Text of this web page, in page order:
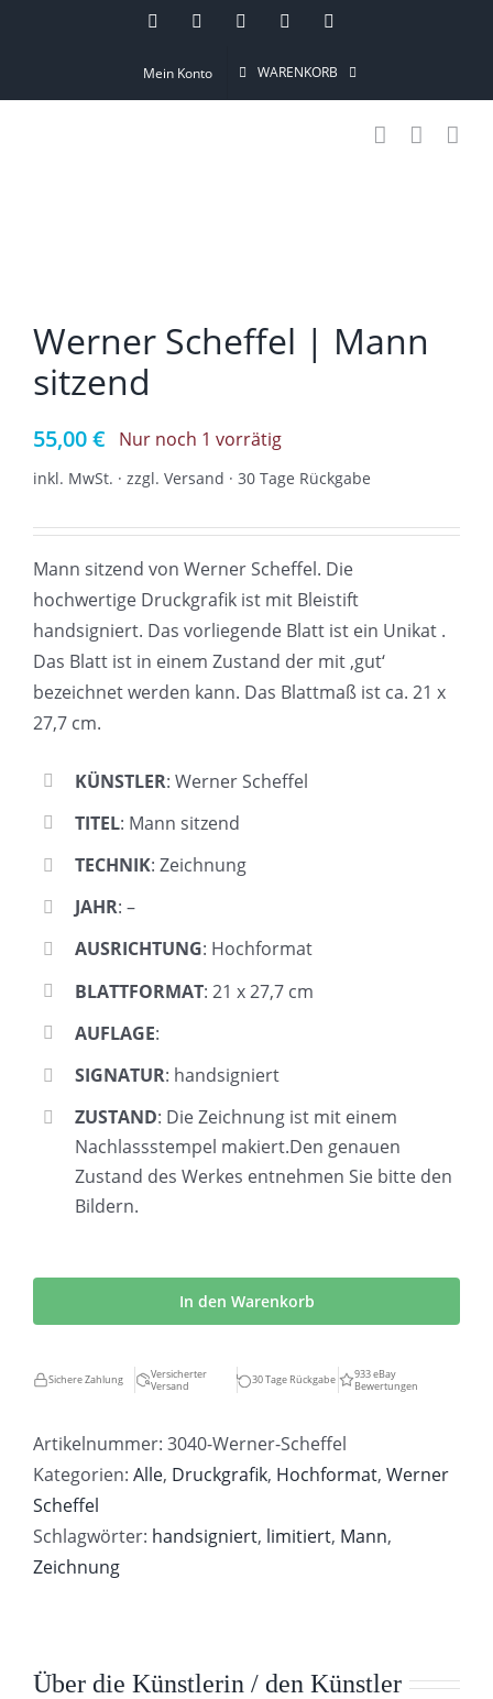
InstagramPinterestFacebookYouTube
Mein Konto WARENKORB
Werner Scheffel | Mann
sitzend
55,00€ Nur noch 1 vorrätig
inkl. MwSt. · zzgl. Versand · 30 Tage Rückgabe
Mann sitzend von Werner Scheffel. Die
hochwertige Druckgrafik ist mit Bleistift
handsigniert. Das vorliegende Blatt ist ein Unikat .
Das Blatt ist in einem Zustand der mit ‚gut‘
bezeichnet werden kann. Das Blattmaß ist ca. 21 x
27,7 cm.
KÜNSTLER: Werner Scheffel
TITEL: Mann sitzend
TECHNIK: Zeichnung
JAHR: –
AUSRICHTUNG: Hochformat
BLATTFORMAT: 21 x 27,7 cm
AUFLAGE:
SIGNATUR: handsigniert
ZUSTAND: Die Zeichnung ist mit einem
Nachlassstempel makiert.Den genauen
Zustand des Werkes entnehmen Sie bitte den
Bildern.
|
Mann
sitzend
In den Warenkorb
Sichere Zahlung
Versicherter
Versand
30 Tage Rückgabe
933 eBay
Bewertungen
Artikelnummer: 3040-Werner-Scheffel
Kategorien: Alle, Druckgrafik, Hochformat, Werner
Scheffel
Schlagwörter: handsigniert, limitiert, Mann,
Zeichnung
Über die Künstlerin / den Künstler